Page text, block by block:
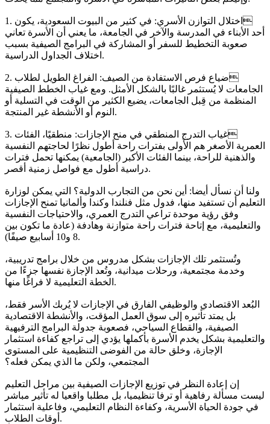
1. اختلال التوازن الأسري: في كثير من البيوت السعودية، يكون
أحد الأبناء في المدرسة والآخر في الجامعة، ما يعني أن الأسرة تعاني
صعوبة التخطيط للسفر أو المشاركة في البرامج الصيفية بسبب
اختلاف الجداول الدراسية.
2. ضياع فرص الاستفادة من الصيف: الفراغ الطويل لطلاب
الجامعات لا يُستثمر غالبًا بالشكل الأمثل. ومع غياب الخطط الصيفية
المنظمة من قِبل الجامعات، يضيع الكثير من الوقت في التسلية أو
النوم أو الأنشطة غير المنتجة.
3. غياب التدرج المنطقي في منح الإجازات: منطقيًا، الفئات
العمرية الأصغر هم الأَولى بفترات راحة أطول نظرًا لحاجتهم النفسية
والذهنية للراحة، بينما الفئات الأكبر (الجامعية) يمكنها تحمل فترات
دراسية أطول مع فواصل زمنية أقصر.
ولنا أن نسأل أيضا: أين نحن من التجارب الدولية؟ التي يمكن لوزارة
التعليم أن تستفيد منها، فدول مثل فنلندا وكندا وألمانيا تمنح الإجازات
وفق رؤية موحدة تراعي التدرج العمري، والاحتياجات النفسية
والتعليمية، مع إتاحة فترات راحة متوازنة وهادفة (عادة ما تكون بين
8 و10 أسابيع صيفًا).
وتُستثمر تلك الإجازات بشكل مدروس من خلال برامج تدريبية،
وخدمة مجتمعية، ورحلات ميدانية، وتُعد الإجازة نفسها جزءًا من
الخطة التعليمية لا فراغًا منها.
البُعد الاقتصادي والوظيفي الفارق في الإجازات لا يُربك الأسر فقط،
بل يمتد تأثيره إلى سوق العمل المؤقت، والأنشطة الاقتصادية
الصيفية، والقطاع السياحي، فصعوبة جدولة البرامج الترفيهية
والتعليمية بشكل يخدم الأسرة بأكملها يؤدي إلى تراجع كفاءة استثمار
الإجازة، وخلق حالة من الفوضى التنظيمية على المستوى
المجتمعي، ولكن ما الذي يمكن فعله؟
إن إعادة النظر في توزيع الإجازات الصيفية بين مراحل التعليم
ليست مسألة رفاهية أو ترفا تنظيميا، بل مطلبا واقعيا له تأثير مباشر
في جودة الحياة الأسرية، وكفاءة النظام التعليمي، وفاعلية استثمار
أوقات الطلاب.